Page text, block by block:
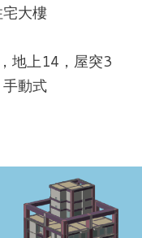
大樓
地上14，屋突3
動式